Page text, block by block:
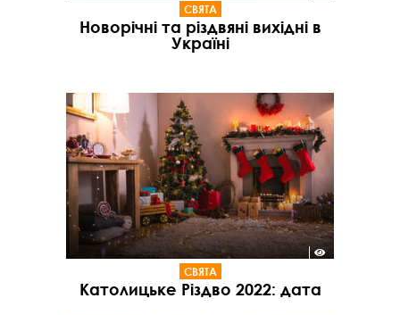
СВЯТА
Новорічні та різдвяні вихідні в
Україні
СВЯТА
Католицьке Різдво 2022: дата